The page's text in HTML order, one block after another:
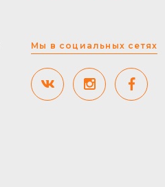
Мы в социальных сетях